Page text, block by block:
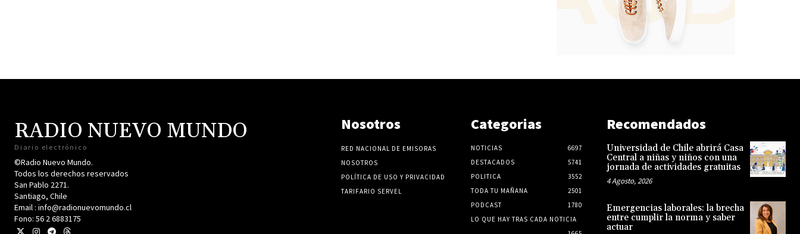
RADIO NUEVO MUNDO
Diario electrónico
©Radio Nuevo Mundo.
Todos los derechos reservados
San Pablo 2271.
Santiago, Chile
Email : info@radionuevomundo.cl
Fono: 56 2 6883175
Nosotros
RED NACIONAL DE EMISORAS
NOSOTROS
POLÍTICA DE USO Y PRIVACIDAD
TARIFARIO SERVEL
Categorias
NOTICIAS
6697
DESTACADOS
5741
POLITICA
3552
TODA TU MAÑANA
2501
PODCAST
1780
LO QUE HAY TRAS CADA NOTICIA
Recomendados
Universidad de Chile abrirá Casa
Central a niñas y niños con una
jornada de actividades gratuitas
4 Agosto, 2026
Emergencias laborales: la brecha
entre cumplir la norma y saber
actuar